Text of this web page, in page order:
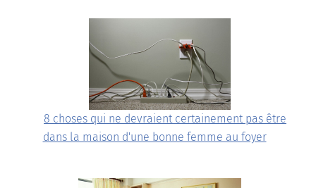
8 choses qui ne devraient certainement pas être
dans la maison d'une bonne femme au foyer